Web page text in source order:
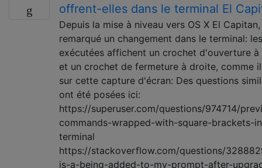
offrent-elles dans le terminal El
Depuis la mise à niveau vers OS X El
remarqué un changement dans le terminal:
exécutées affichent un crochet d'ouverture à
et un crochet de fermeture à droite, comme
sur cette capture d'écran: Des questions
ont été posées ici:
https://superuser.com/questions/974714/
commands-wrapped-with-square-brackets-
terminal
https://stackoverflow.com/questions/
is-a-being-added-to-my-prompt-after-